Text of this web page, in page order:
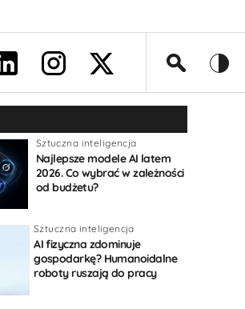
Sztuczna inteligencja
Najlepsze modele AI latem
2026. Co wybrać w zależności
od budżetu?
Sztuczna inteligencja
AI fizyczna zdominuje
gospodarkę? Humanoidalne
roboty ruszają do pracy